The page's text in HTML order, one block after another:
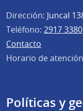
Dirección: Juncal
Teléfono: 2917 3380
Contacto
Horario de
Políticas y